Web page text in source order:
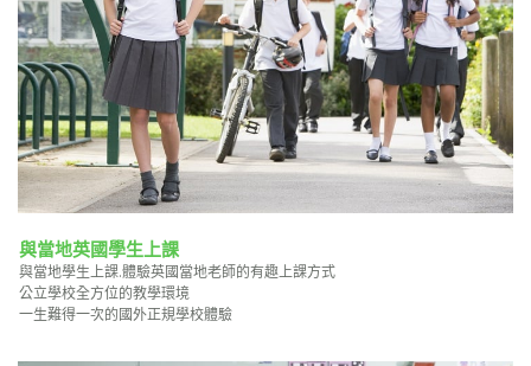
與當地英國學生上課
與當地學生上課.體驗英國當地老師的有趣上課方式
公立學校全方位的教學環境
一生難得一次的國外正規學校體驗